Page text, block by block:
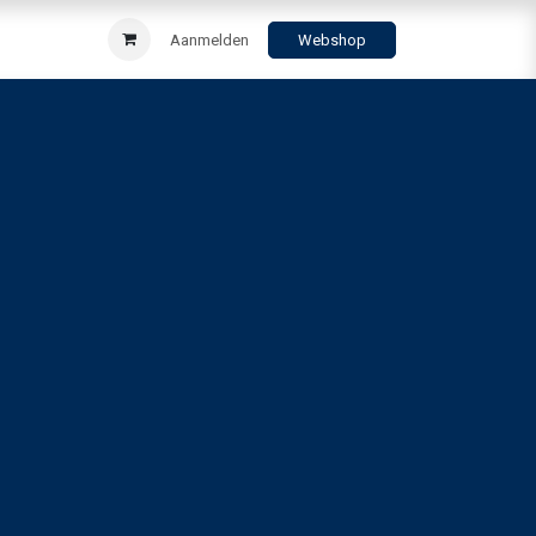
Aanmelden Webshop